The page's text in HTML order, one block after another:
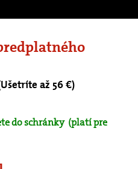
až 56 €)
do schránky (platí pre